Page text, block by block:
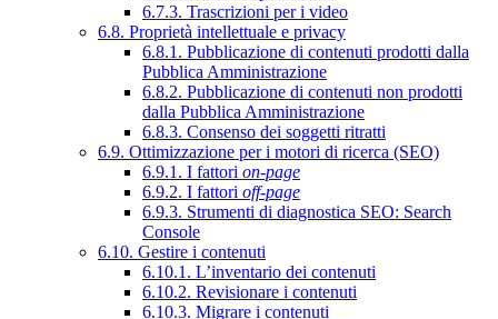
6.7.3. Trascrizioni per i video
6.8. Proprietà intellettuale e privacy
6.8.1. Pubblicazione di contenuti prodotti dalla
Pubblica Amministrazione
6.8.2. Pubblicazione di contenuti non prodotti
dalla Pubblica Amministrazione
6.8.3. Consenso dei soggetti ritratti
6.9. Ottimizzazione per i motori di ricerca (SEO)
6.9.1. I fattori on-page
6.9.2. I fattori off-page
6.9.3. Strumenti di diagnostica SEO: Search
Console
6.10. Gestire i contenuti
6.10.1. L’inventario dei contenuti
6.10.2. Revisionare i contenuti
6.10.3. Migrare i contenuti